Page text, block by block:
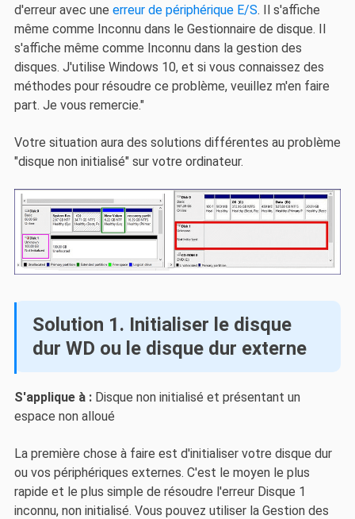
d'erreur avec une erreur de périphérique E/S. Il s'affiche
même comme Inconnu dans le Gestionnaire de disque. Il
s'affiche même comme Inconnu dans la gestion des
disques. J'utilise Windows 10, et si vous connaissez des
méthodes pour résoudre ce problème, veuillez m'en faire
part. Je vous remercie."
Votre situation aura des solutions différentes au problème
"disque non initialisé" sur votre ordinateur.
Solution 1. Initialiser le disque
dur WD ou le disque dur externe
S'applique à : Disque non initialisé et présentant un
espace non alloué
La première chose à faire est d'initialiser votre disque dur
ou vos périphériques externes. C'est le moyen le plus
rapide et le plus simple de résoudre l'erreur Disque 1
inconnu, non initialisé. Vous pouvez utiliser la Gestion des